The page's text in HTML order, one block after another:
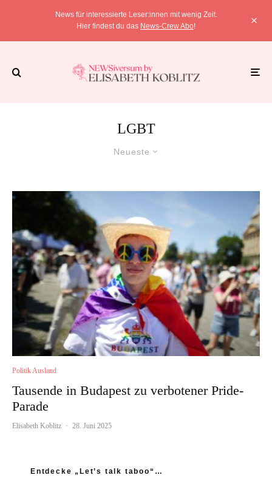
News für interessierte Leser:innen mit wenig Zeit.
Hier findest du das News-Crew Abo!
LGBT
Neueste
Politik Ausland
Tausende in Budapest zu verbotener Pride-
Parade
Elisabeth Koblitz · 28. Juni 2025
Entdecke „Let’s talk taboo“…